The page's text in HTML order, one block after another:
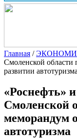
Главная /
Смоленской области
развитии автотуризма
«Роснефть»
Смоленской
меморандум
автотуризма